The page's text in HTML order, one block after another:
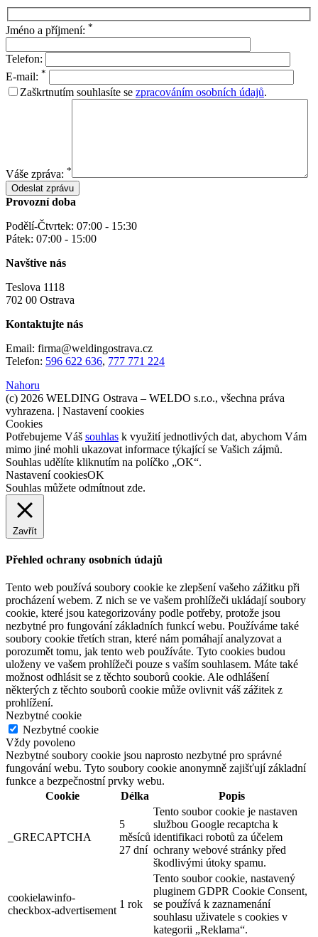
Jméno a příjmení: *
Telefon:
E-mail: *
Zaškrtnutím souhlasíte se zpracováním osobních údajů.
Váše zpráva: *
Provozní doba
Podělí-Čtvrtek: 07:00 - 15:30
Pátek: 07:00 - 15:00
Navštive nás
Teslova 1118
702 00 Ostrava
Kontaktujte nás
Email: firma@weldingostrava.cz
Telefon: 596 622 636, 777 771 224
Nahoru
(c) 2026 WELDING Ostrava – WELDO s.r.o., všechna práva
vyhrazena. | Nastavení cookies
Cookies
Potřebujeme Váš souhlas k využití jednotlivých dat, abychom Vám
mimo jiné mohli ukazovat informace týkající se Vašich zájmů.
Souhlas udělíte kliknutím na políčko „OK“.
Nastavení cookiesOK
Souhlas můžete odmítnout zde.
Zavřít
Přehled ochrany osobních údajů
Tento web používá soubory cookie ke zlepšení vašeho zážitku při
procházení webem. Z nich se ve vašem prohlížeči ukládají soubory
cookie, které jsou kategorizovány podle potřeby, protože jsou
nezbytné pro fungování základních funkcí webu. Používáme také
soubory cookie třetích stran, které nám pomáhají analyzovat a
porozumět tomu, jak tento web používáte. Tyto cookies budou
uloženy ve vašem prohlížeči pouze s vaším souhlasem. Máte také
možnost odhlásit se z těchto souborů cookie. Ale odhlášení
některých z těchto souborů cookie může ovlivnit váš zážitek z
prohlížení.
Nezbytné cookie
Nezbytné cookie
Vždy povoleno
Nezbytné soubory cookie jsou naprosto nezbytné pro správné
fungování webu. Tyto soubory cookie anonymně zajišťují základní
funkce a bezpečnostní prvky webu.
Cookie
Délka Popis
_GRECAPTCHA
5
měsíců
27 dní
Tento soubor cookie je nastaven
službou Google recaptcha k
identifikaci robotů za účelem
ochrany webové stránky před
škodlivými útoky spamu.
cookielawinfo-
checkbox-advertisement
1 rok
Tento soubor cookie, nastavený
pluginem GDPR Cookie Consent,
se používá k zaznamenání
souhlasu uživatele s cookies v
kategorii „Reklama“.